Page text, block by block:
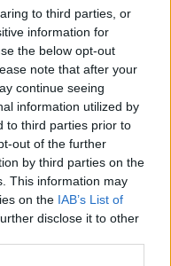
to third parties, or
information for
the below opt-out
note that after your
continue seeing
information utilized by
to third parties prior to
out of the further
by third parties on the
This information may
on the IAB’s List of
disclose it to other
is
az
oroszországi
.
az
ilyen